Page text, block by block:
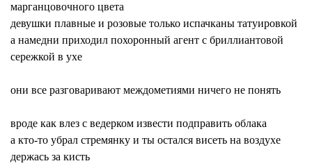
марганцовочного цвета
девушки плавные и розовые только испачканы татуировкой
а намедни приходил похоронный агент с бриллиантовой
сережкой в ухе
они все разговаривают междометиями ничего не понять
вроде как влез с ведерком извести подправить облака
а кто-то убрал стремянку и ты остался висеть на воздухе
держась за кисть